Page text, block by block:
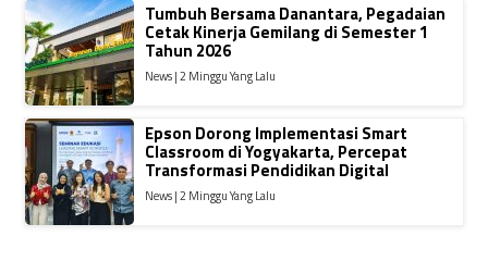
Tumbuh Bersama Danantara, Pegadaian
Cetak Kinerja Gemilang di Semester 1
Tahun 2026
News | 2 Minggu Yang Lalu
Epson Dorong Implementasi Smart
Classroom di Yogyakarta, Percepat
Transformasi Pendidikan Digital
News | 2 Minggu Yang Lalu